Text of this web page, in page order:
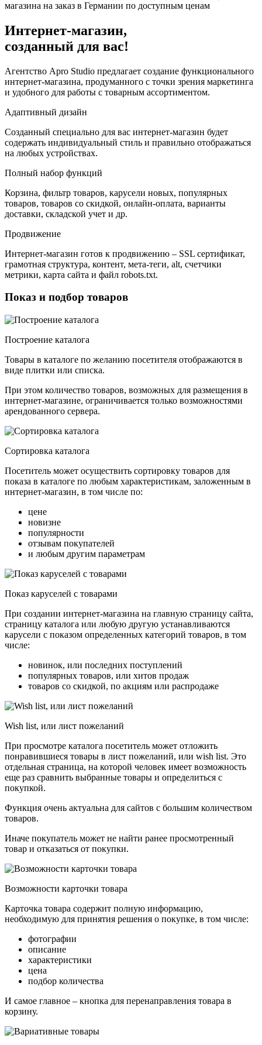
Интернет-магазин,
созданный для вас!
Агентство Apro Studio предлагает создание функционального
интернет-магазина, продуманного с точки зрения маркетинга
и удобного для работы с товарным ассортиментом.
Адаптивный дизайн
Созданный специально для вас интернет-магазин будет
содержать индивидуальный стиль и правильно отображаться
на любых устройствах.
Полный набор функций
Корзина, фильтр товаров, карусели новых, популярных
товаров, товаров со скидкой, онлайн-оплата, варианты
доставки, складской учет и др.
Продвижение
Интернет-магазин готов к продвижению – SSL сертификат,
грамотная структура, контент, мета-теги, alt, счетчики
метрики, карта сайта и файл robots.txt.
Показ и подбор товаров
Построение каталога
Товары в каталоге по желанию посетителя отображаются в
виде плитки или списка.
При этом количество товаров, возможных для размещения в
интернет-магазине, ограничивается только возможностями
арендованного сервера.
Сортировка каталога
Посетитель может осуществить сортировку товаров для
показа в каталоге по любым характеристикам, заложенным в
интернет-магазин, в том числе по:
цене
новизне
популярности
отзывам покупателей
и любым другим параметрам
Показ каруселей с товарами
При создании интернет-магазина на главную страницу сайта,
страницу каталога или любую другую устанавливаются
карусели с показом определенных категорий товаров, в том
числе:
новинок, или последних поступлений
популярных товаров, или хитов продаж
товаров со скидкой, по акциям или распродаже
Wish list, или лист пожеланий
При просмотре каталога посетитель может отложить
понравившиеся товары в лист пожеланий, или wish list. Это
отдельная страница, на которой человек имеет возможность
еще раз сравнить выбранные товары и определиться с
покупкой.
Функция очень актуальна для сайтов с большим количеством
товаров.
Иначе покупатель может не найти ранее просмотренный
товар и отказаться от покупки.
Возможности карточки товара
Карточка товара содержит полную информацию,
необходимую для принятия решения о покупке, в том числе:
фотографии
описание
характеристики
цена
подбор количества
И самое главное – кнопка для перенаправления товара в
корзину.